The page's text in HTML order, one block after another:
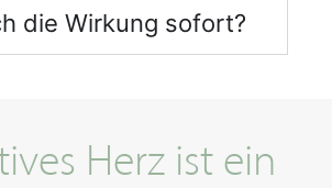
die Wirkung sofort?
Herz ist ein